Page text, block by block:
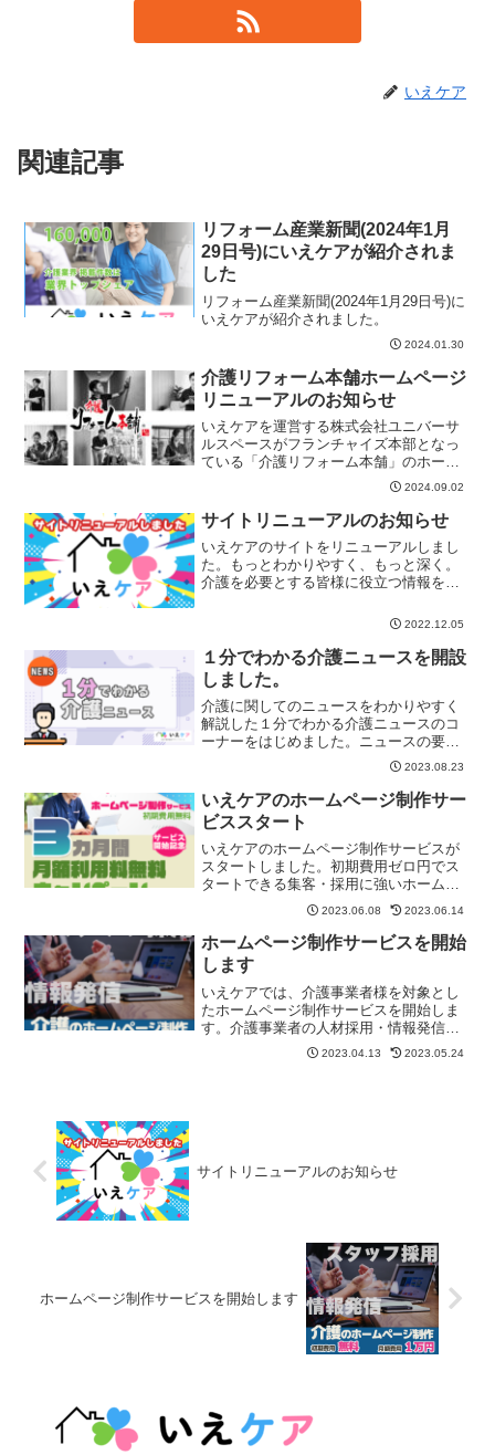
いえケア
関連記事
リフォーム産業新聞(2024年1月
29日号)にいえケアが紹介されま
した
リフォーム産業新聞(2024年1月29日号)に
いえケアが紹介されました。
2024.01.30
介護リフォーム本舗ホームページ
リニューアルのお知らせ
いえケアを運営する株式会社ユニバーサ
ルスペースがフランチャイズ本部となっ
ている「介護リフォーム本舗」のホーム
ページをリニューアルしました。介護リ
フォーム本舗ホームページより住宅改修
を身近に感じてもらえるようにサイトを
リニューアルしています。...
2024.09.02
サイトリニューアルのお知らせ
いえケアのサイトをリニューアルしまし
た。もっとわかりやすく、もっと深く。
介護を必要とする皆様に役立つ情報をお
と近くに感じることができるように、い
ことを願っています。今後...
2022.12.05
１分でわかる介護ニュースを開設
しました。
介護に関してのニュースをわかりやすく
解説した１分でわかる介護ニュースのコ
ーナーをはじめました。ニュースの要点
と概要、解説をコンパクトにまとめてい
ます。お時間のない人でもチェックでき
ますのでお使いください。１分でわかる
介護ニュース
2023.08.23
いえケアのホームページ制作サー
ビススタート
いえケアのホームページ制作サービスが
スタートしました。初期費用ゼロ円でス
タートできる集客・採用に強いホームペ
ージサービスです。初期費用0円月額基本
料金9,800円（税込み10,780円）独自ドメ
イン（オプション）〇〇.com、〇〇.jpな
ど...
2023.06.08 2023.06.14
ホームページ制作サービスを開始
します
いえケアでは、介護事業者様を対象とし
たホームページ制作サービスを開始しま
す。介護事業者の人材採用・情報発信を
多くの介護サービス事業所が人材採用や
集客、PRに課題を抱えている状況を目の
2023.04.13 2023.05.24
サイトリニューアルのお知らせ
ホームページ制作サービスを開始します